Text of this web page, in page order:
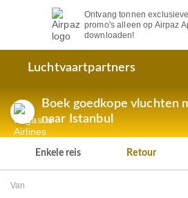
Ontvang tonnen exclusieve
promo's alleen op Airpaz
downloaden!
Luchtvaartpartners
Boek goedkope vluchten
naar Istanbul
Enkele reis Retour
Van